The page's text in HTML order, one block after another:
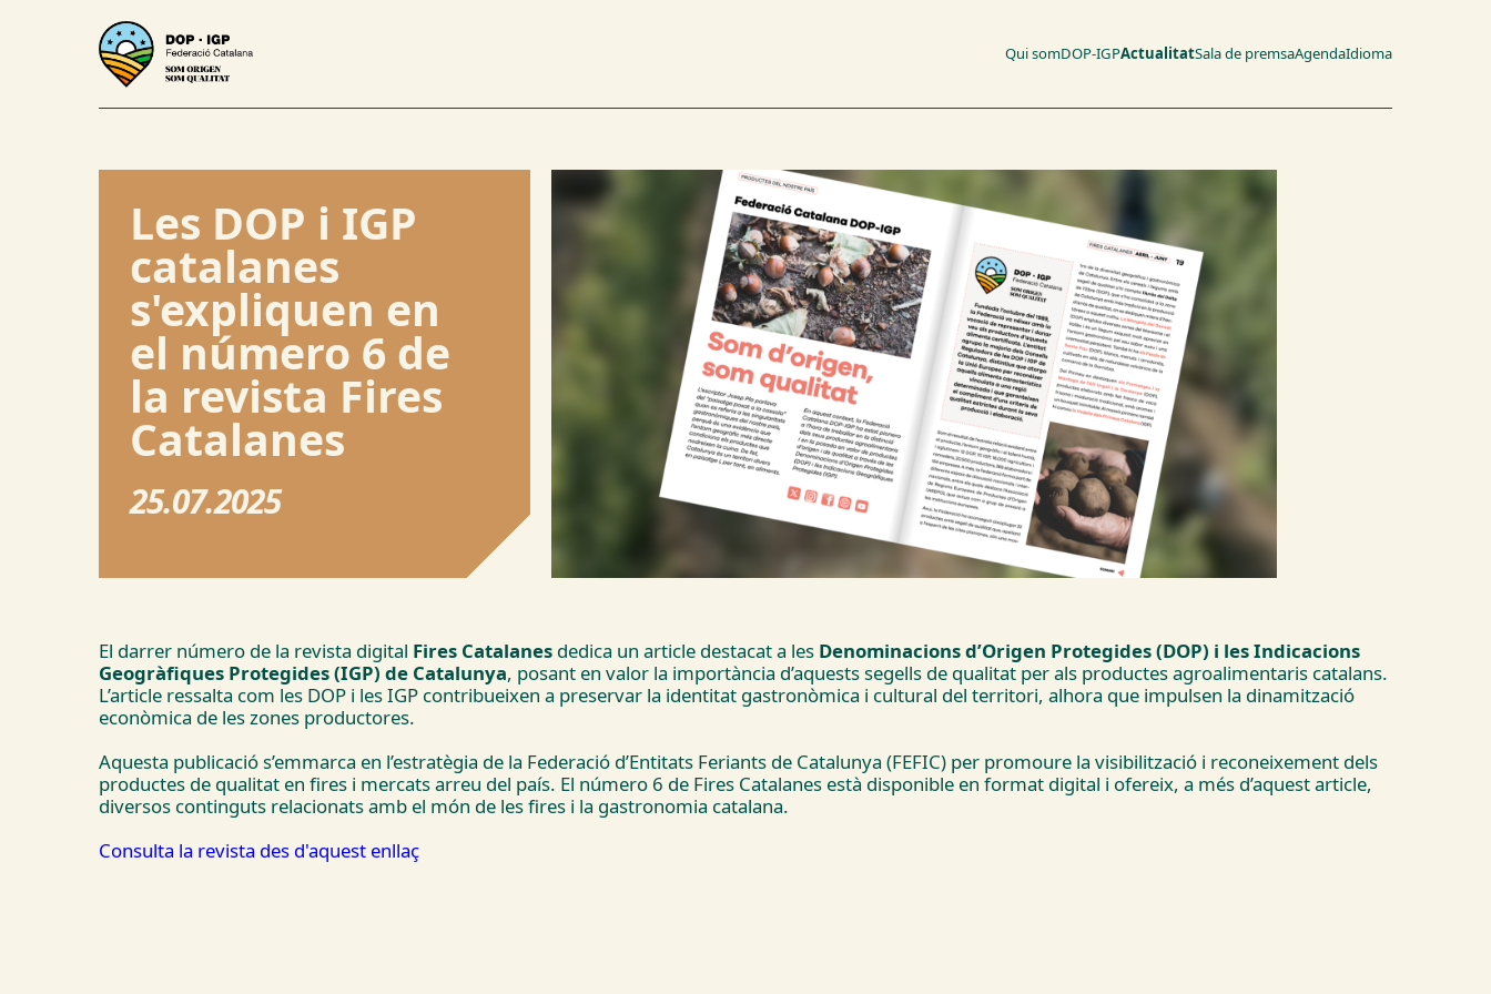
Qui somDOP-IGPActualitatSala de premsaAgendaIdioma
Les DOP i IGP
catalanes
s'expliquen en
el número 6 de
la revista Fires
Catalanes
25.07.2025
El darrer número de la revista digital Fires Catalanesdedica un article destacat a les Denominacions d’Origen Protegides (DOP) i les Indicacions
Geogràfiques Protegides (IGP) de Catalunya, posant en valor la importància d’aquests segells de qualitat per als productes agroalimentaris catalans.
L’article ressalta com les DOP i les IGP contribueixen a preservar la identitat gastronòmica i cultural del territori, alhora que impulsen la dinamització
econòmica de les zones productores.
Aquesta publicació s’emmarca en l’estratègia de la Federació d’Entitats Feriants de Catalunya (FEFIC) per promoure la visibilització i reconeixement dels
productes de qualitat en fires i mercats arreu del país. El número 6 de Fires Catalanes està disponible en format digital i ofereix, a més d’aquest article,
diversos continguts relacionats amb el món de les fires i la gastronomia catalana.
Consulta la revista des d'aquest enllaç